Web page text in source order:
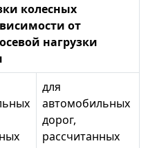
колесных
от
нагрузки
для
автомобильных
дорог,
рассчитанных